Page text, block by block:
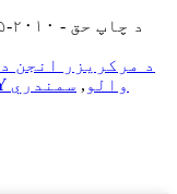
© د چاپ حق - ۲۰۱۰-۲۰۲۵: ټول حقونه خوندي دي.
د مرکریزر انجن
د سمندري Y والو , سمندري